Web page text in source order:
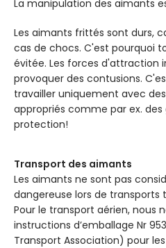
La manipulation des aimants
Les aimants frittés sont durs,
cas de chocs. C'est pourquoi
évitée. Les forces d'attraction
provoquer des contusions.
travailler uniquement avec
appropriés comme par ex.
protection!
Transport des aimants
Les aimants ne sont pas
dangereuse lors de transports
Pour le transport aérien, nous
instructions d’emballage Nr
Transport Association) pour